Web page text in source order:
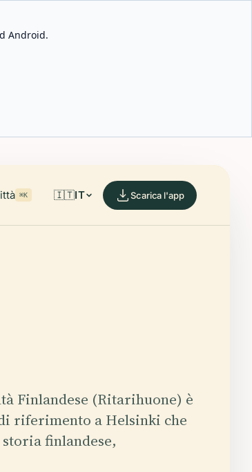
Android.
⌘K 🇮🇹IT Scarica l'app
Finlandese (Ritarihuone) è
riferimento a Helsinki che
finlandese,